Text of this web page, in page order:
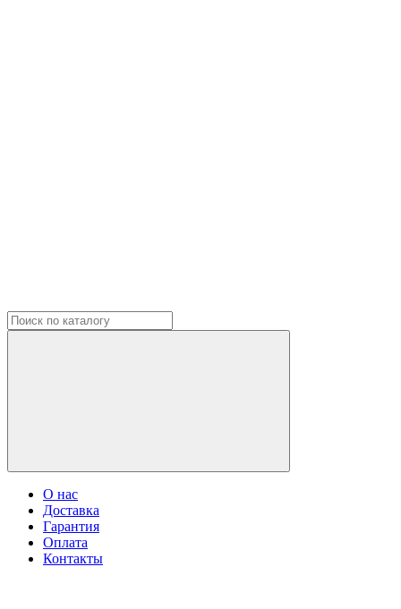
О нас
Доставка
Гарантия
Оплата
Контакты